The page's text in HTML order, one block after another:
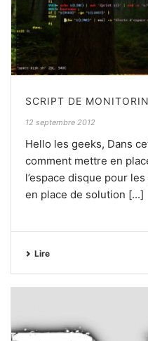
SCRIPT DE
12 septembre 2012
Hello les geeks, Dans
comment mettre en
l’espace disque pour
en place de solution [...]
Lire